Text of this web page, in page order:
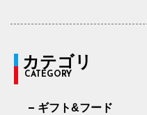
カテゴリ
CATEGORY
ギフト&フード